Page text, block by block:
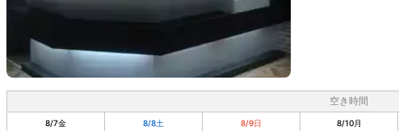
空き時間
8/7金 8/8土 8/9日 8/10月